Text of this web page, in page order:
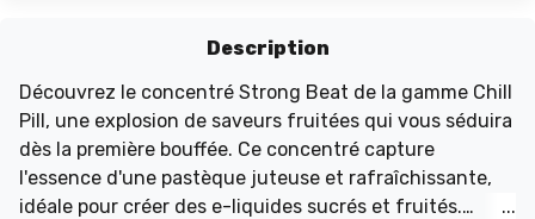
Description
Découvrez le concentré Strong Beat de la gamme Chill
Pill, une explosion de saveurs fruitées qui vous séduira
dès la première bouffée. Ce concentré capture
l'essence d'une pastèque juteuse et rafraîchissante,
idéale pour créer des e-liquides sucrés et fruités.